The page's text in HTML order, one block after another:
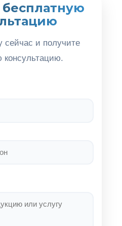
сейчас и получите
консультацию.